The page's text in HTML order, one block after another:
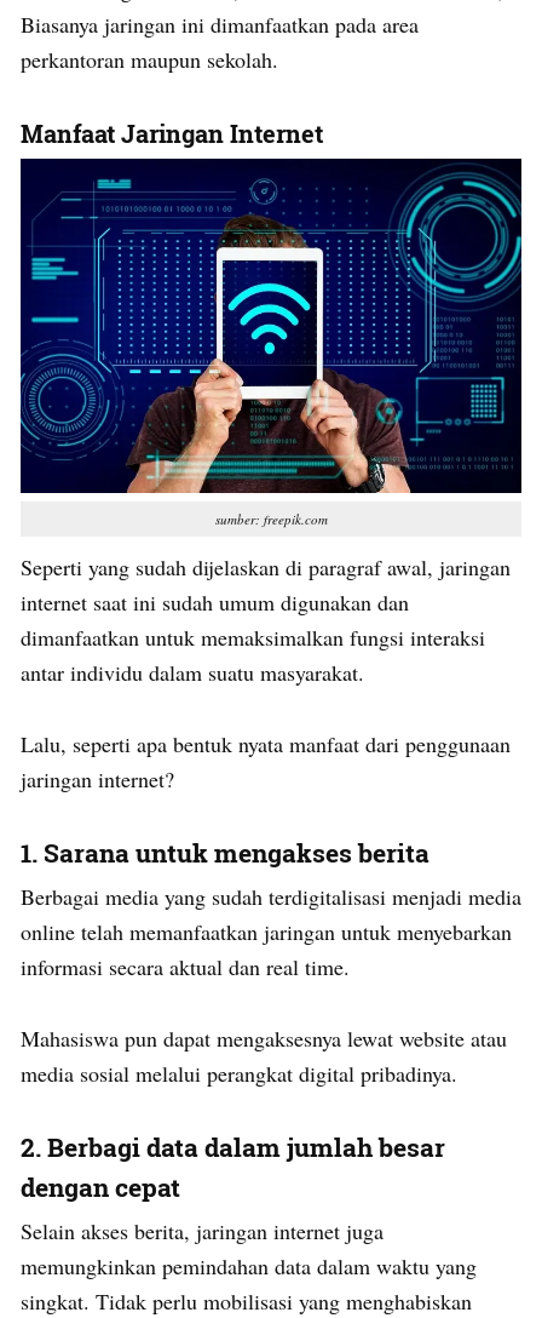
Biasanya jaringan ini dimanfaatkan pada area
perkantoran maupun sekolah.
Manfaat Jaringan Internet
sumber: freepik.com
Seperti yang sudah dijelaskan di paragraf awal, jaringan
internet saat ini sudah umum digunakan dan
dimanfaatkan untuk memaksimalkan fungsi interaksi
antar individu dalam suatu masyarakat.
Lalu, seperti apa bentuk nyata manfaat dari penggunaan
jaringan internet?
1. Sarana untuk mengakses berita
Berbagai media yang sudah terdigitalisasi menjadi media
online telah memanfaatkan jaringan untuk menyebarkan
informasi secara aktual dan real time.
Mahasiswa pun dapat mengaksesnya lewat website atau
media sosial melalui perangkat digital pribadinya.
2.Berbagi data dalam jumlah besar
dengan cepat
Selain akses berita, jaringan internet juga
memungkinkan pemindahan data dalam waktu yang
singkat. Tidak perlu mobilisasi yang menghabiskan